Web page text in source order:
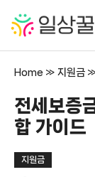
Home » 지원금
전세보증
합 가이드
지원금